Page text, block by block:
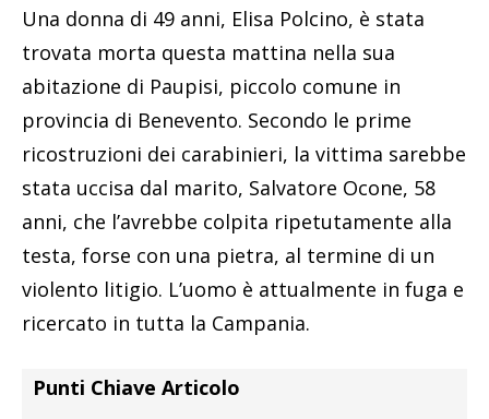
Una donna di 49 anni, Elisa Polcino, è stata
trovata morta questa mattina nella sua
abitazione di Paupisi, piccolo comune in
provincia di Benevento. Secondo le prime
ricostruzioni dei carabinieri, la vittima sarebbe
stata uccisa dal marito, Salvatore Ocone, 58
anni, che l’avrebbe colpita ripetutamente alla
testa, forse con una pietra, al termine di un
violento litigio. L’uomo è attualmente in fuga e
ricercato in tutta la Campania.
Punti Chiave Articolo